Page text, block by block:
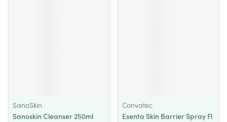
SanoSkin
Sanoskin Cleanser 250ml
Convatec
Esenta Skin Barrier Spray Fl